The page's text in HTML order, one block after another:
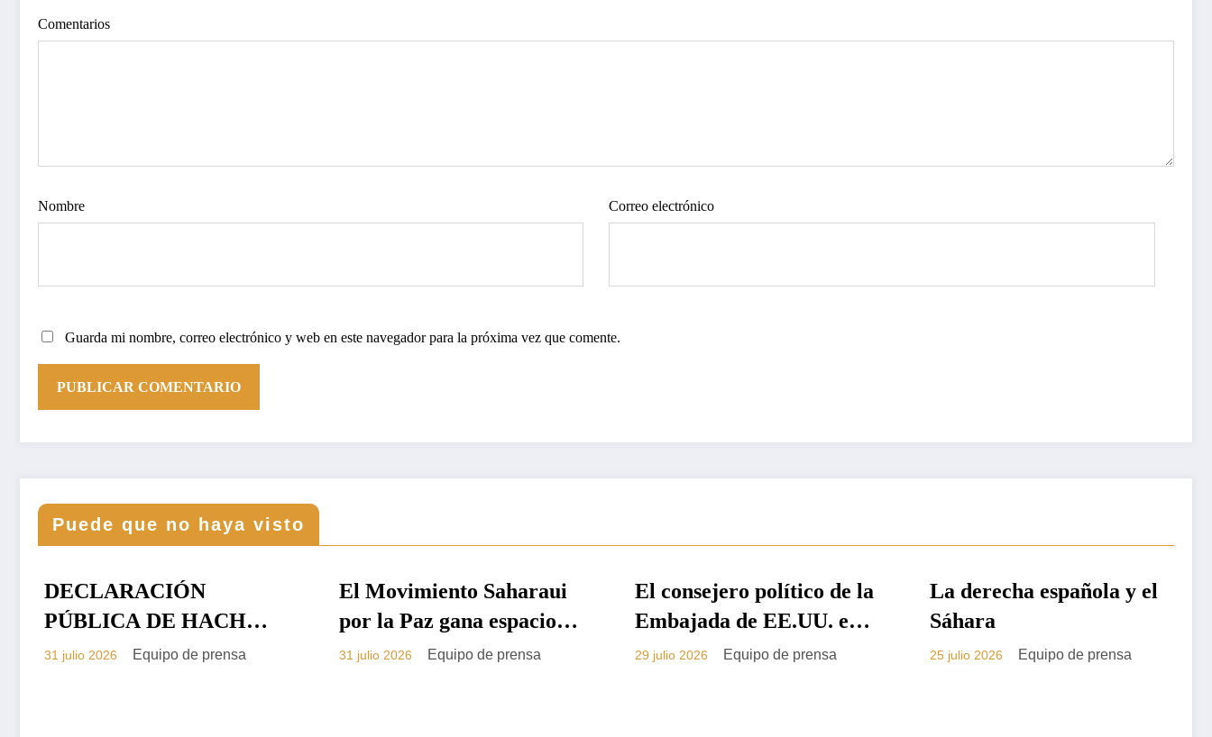
Comentarios
Nombre Correo electrónico
Guarda mi nombre, correo electrónico y web en este navegador para la próxima vez que comente.
Puede que no haya visto
PRENSA
El Movimiento Saharaui
por la Paz gana espacio
en la diplomacia
31 julio 2026 Equipo de prensa
CARTAS
El consejero político de la
Embajada de EE.UU. en
Marruecos se reúne con
29 julio 2026 Equipo de prensa
PRENSA
La derecha española y el
Sáhara
25 julio 2026 Equipo de prensa
PRENSA